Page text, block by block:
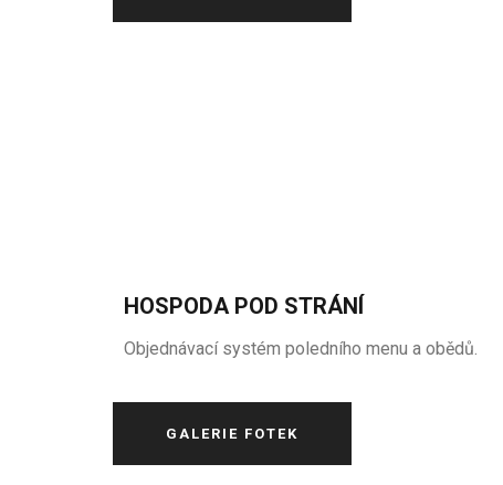
HOSPODA POD STRÁNÍ
Objednávací systém poledního menu a obědů.
GALERIE FOTEK